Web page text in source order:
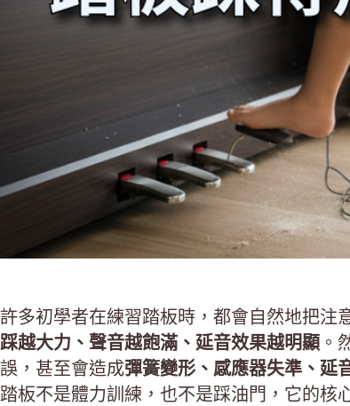
許多初學者在練習踏板時，都會自然地把注
踩越大力、聲音越飽滿、延音效果越明顯 。
誤，甚至會造成彈簧變形、感應器失準、延
踏板不是體力訓練，也不是踩油門，它的核